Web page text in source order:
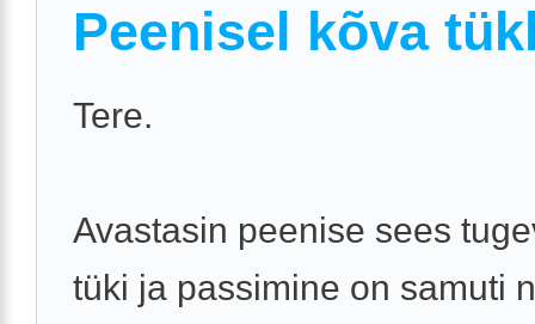
Peenisel kõva
Tere.
Avastasin peenise sees
tüki ja passimine on samuti